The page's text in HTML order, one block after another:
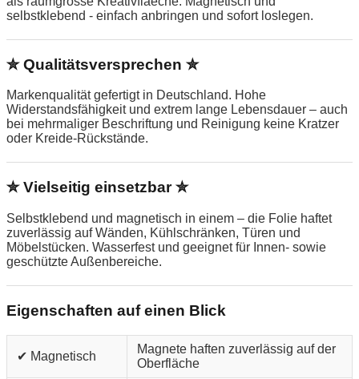
selbstklebend - einfach anbringen und sofort loslegen.
✮ Qualitätsversprechen ✮
Markenqualität gefertigt in Deutschland. Hohe
Widerstandsfähigkeit und extrem lange Lebensdauer – auch
bei mehrmaliger Beschriftung und Reinigung keine Kratzer
oder Kreide-Rückstände.
✮ Vielseitig einsetzbar ✮
Selbstklebend und magnetisch in einem – die Folie haftet
zuverlässig auf Wänden, Kühlschränken, Türen und
Möbelstücken. Wasserfest und geeignet für Innen- sowie
geschützte Außenbereiche.
Eigenschaften auf einen Blick
✔ Magnetisch
Magnete haften zuverlässig auf der
Oberfläche